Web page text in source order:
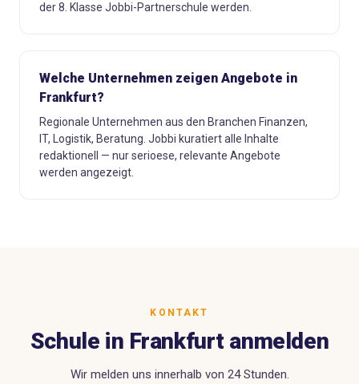
der 8. Klasse Jobbi-Partnerschule werden.
Welche Unternehmen zeigen Angebote in
Frankfurt?
Regionale Unternehmen aus den Branchen Finanzen,
IT, Logistik, Beratung. Jobbi kuratiert alle Inhalte
redaktionell — nur serioese, relevante Angebote
werden angezeigt.
KONTAKT
Schule in Frankfurt anmelden
Wir melden uns innerhalb von 24 Stunden.